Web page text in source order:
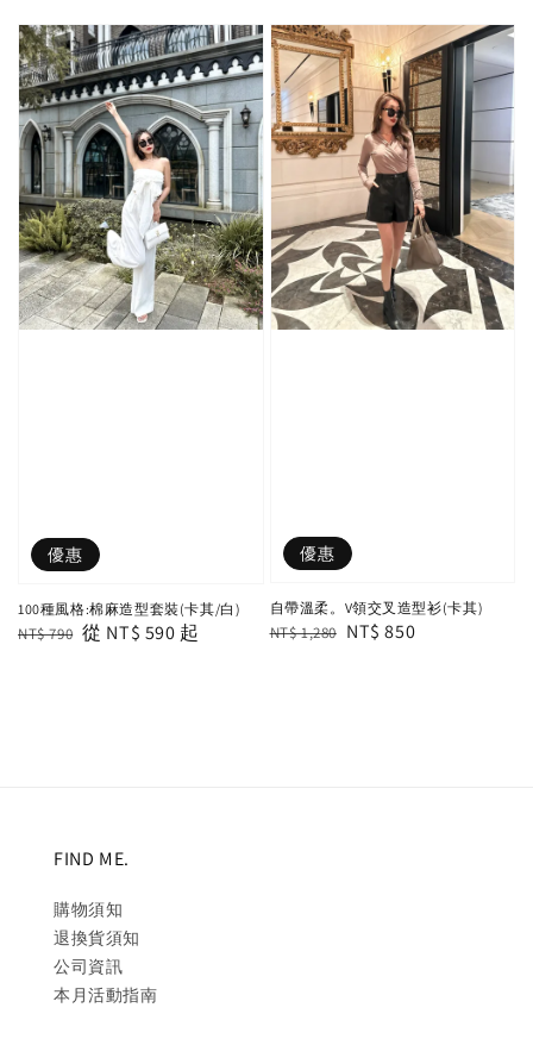
優惠
100種風格:棉麻造型套裝(卡其/白)
Regular
NT$ 790 Sale
從 NT$ 590 起
優惠
自帶溫柔。V領交叉造型衫(卡其)
Regular
NT$ 1,280 Sale
NT$ 850
FIND ME.
購物須知
退換貨須知
公司資訊
本月活動指南